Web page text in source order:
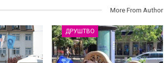
More From Author
ДРУШТВО